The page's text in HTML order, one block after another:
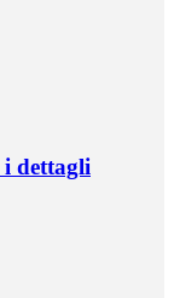
dettagli